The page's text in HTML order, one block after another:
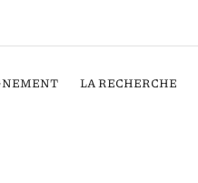
LA RECHERCHE